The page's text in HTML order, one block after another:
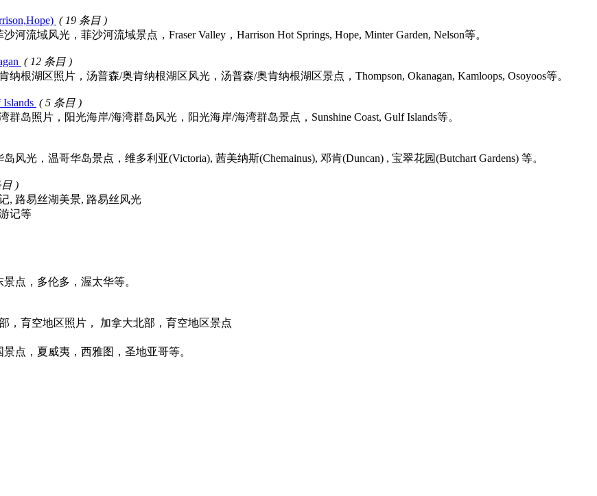
( 19 条目 )
流域风光，菲沙河流域景点，Fraser Valley，Harrison Hot Springs, Hope, Minter Garden, Nelson等。
( 12 条目 )
根湖区照片，汤普森/奥肯纳根湖区风光，汤普森/奥肯纳根湖区景点，Thompson, Okanagan, Kamloops, Osoyoos等。
( 5 条目 )
岛照片，阳光海岸/海湾群岛风光，阳光海岸/海湾群岛景点，Sunshine Coast, Gulf Islands等。
风光，温哥华岛景点，维多利亚(Victoria), 茜美纳斯(Chemainus), 邓肯(Duncan) , 宝翠花园(Butchart Gardens) 等。
)
, 路易丝湖美景, 路易丝风光
记等
点，多伦多，渥太华等。
，育空地区照片， 加拿大北部，育空地区景点
点，夏威夷，西雅图，圣地亚哥等。